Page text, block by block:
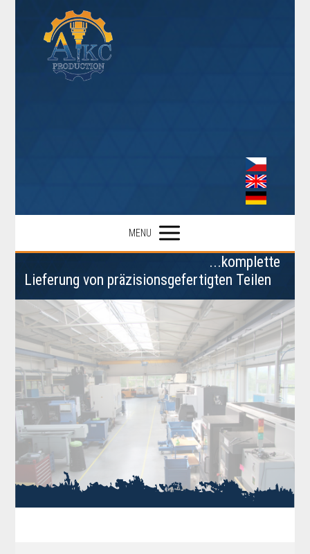
MENU
...komplette
Lieferung von präzisionsgefertigten Teilen